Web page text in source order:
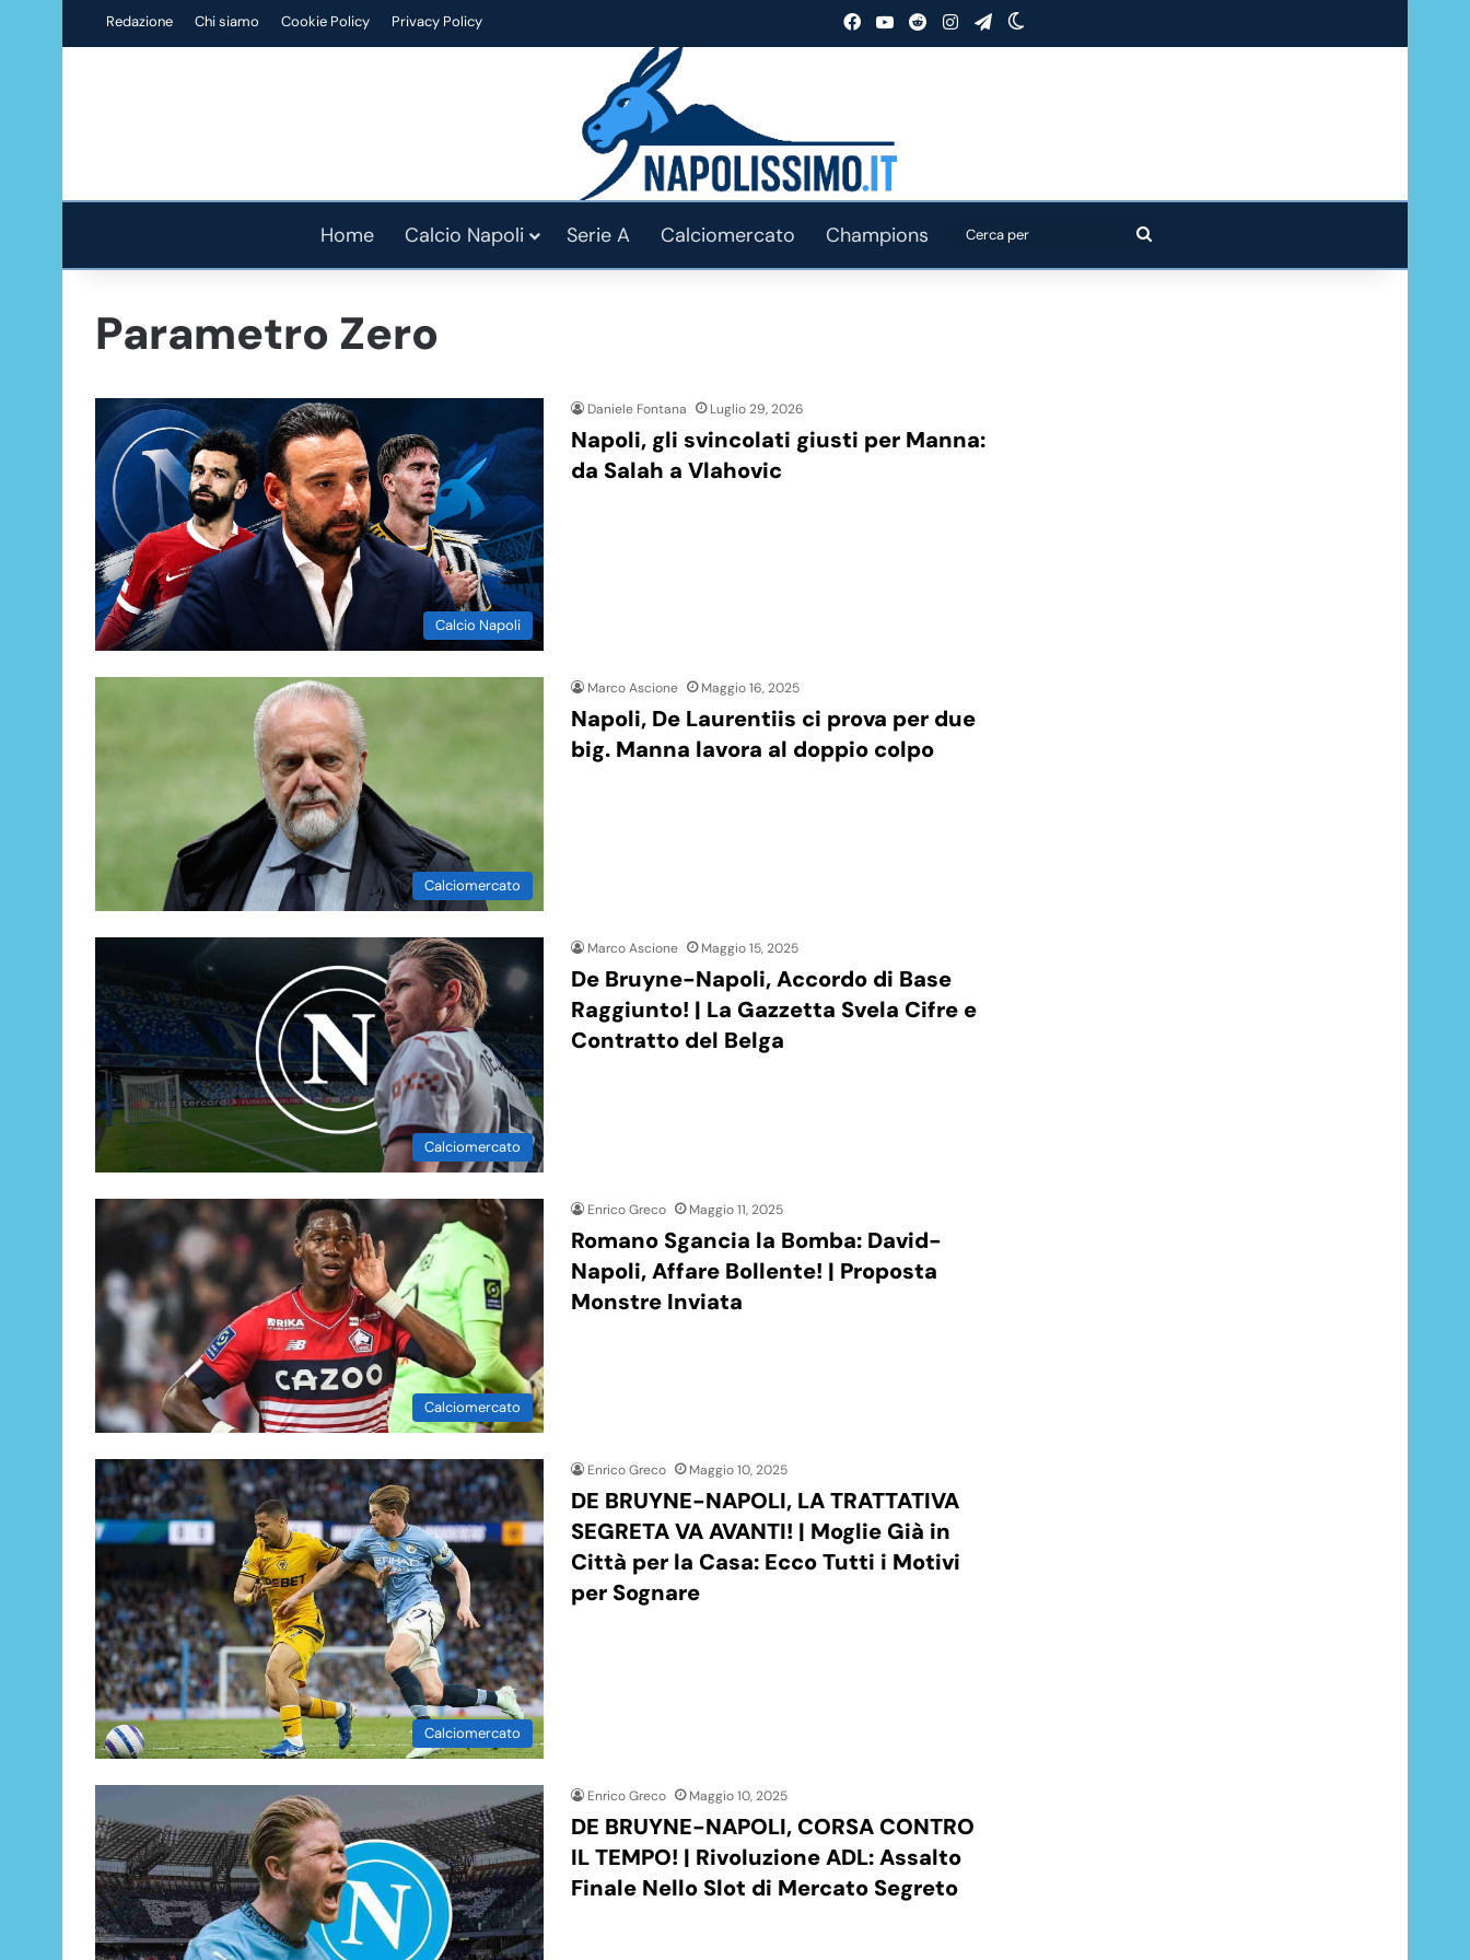
Redazione Chi siamo Cookie Policy Privacy Policy FacebookYou TubeRedditInstagramTelegram
Home Calcio Napoli Serie A Calciomercato Champions
Cerca
per
Parametro Zero
Calcio Napoli
Daniele Fontana Luglio 29, 2026
Napoli, gli svincolati giusti per Manna:
da Salah a Vlahovic
Calciomercato
Marco Ascione Maggio 16, 2025
Napoli, De Laurentiis ci prova per due
big. Manna lavora al doppio colpo
Calciomercato
Marco Ascione Maggio 15, 2025
De Bruyne-Napoli, Accordo di Base
Raggiunto! | La Gazzetta Svela Cifre e
Contratto del Belga
Calciomercato
Enrico Greco Maggio 11, 2025
Romano Sgancia la Bomba: David-
Napoli, Affare Bollente! | Proposta
Monstre Inviata
Calciomercato
Enrico Greco Maggio 10, 2025
DE BRUYNE-NAPOLI, LA TRATTATIVA
SEGRETA VA AVANTI! | Moglie Già in
Città per la Casa: Ecco Tutti i Motivi
per Sognare
Enrico Greco Maggio 10, 2025
DE BRUYNE-NAPOLI, CORSA CONTRO
IL TEMPO! | Rivoluzione ADL: Assalto
Finale Nello Slot di Mercato Segreto